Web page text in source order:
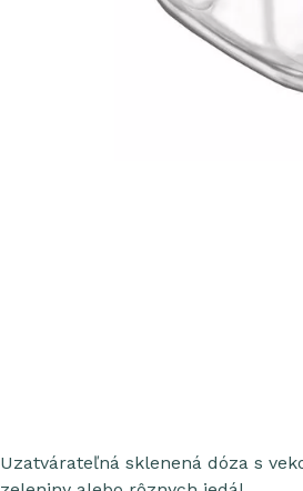
Uzatvárateľná sklenená dóza s